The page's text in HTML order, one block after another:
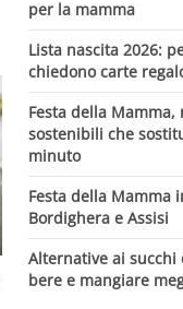
per la mamma
Lista nascita 2026:
chiedono carte
Festa della
sostenibili che
minuto
Festa della Mamma
Bordighera e Assisi
Alternative ai
bere e mangiare